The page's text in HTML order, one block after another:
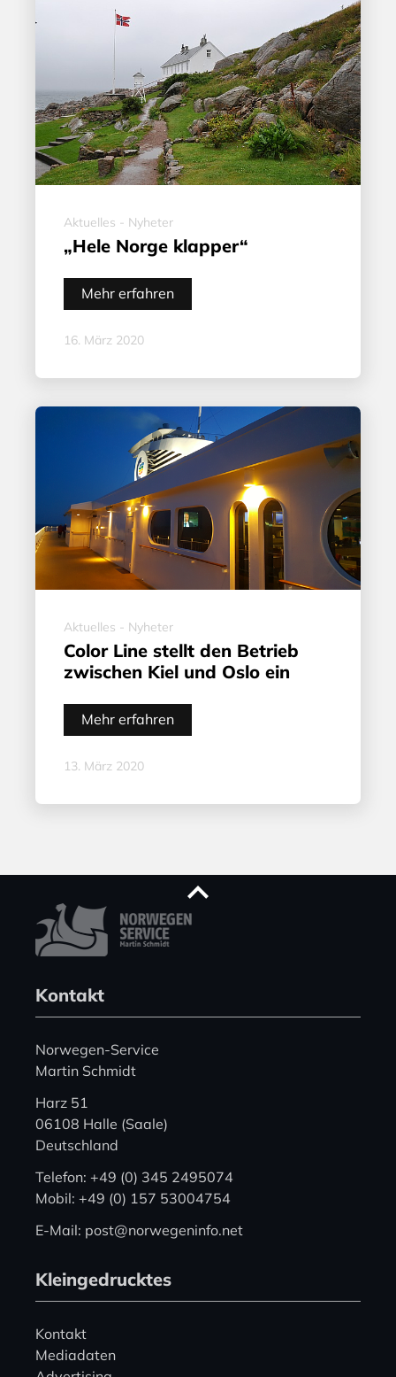
Aktuelles - Nyheter
„Hele Norge klapper“
Mehr erfahren
16. März 2020
Aktuelles - Nyheter
Color Line stellt den Betrieb
zwischen Kiel und Oslo ein
Mehr erfahren
13. März 2020
Kontakt
Norwegen-Service
Martin Schmidt
Harz 51
06108 Halle (Saale)
Deutschland
Telefon: +49 (0) 345 2495074
Mobil: +49 (0) 157 53004754
E-Mail: post@norwegeninfo.net
Kleingedrucktes
Kontakt
Mediadaten